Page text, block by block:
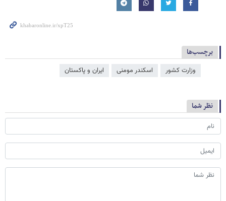
برچسب‌ها
وزارت کشور اسکندر مومنی ایران و پاکستان
نظر شما